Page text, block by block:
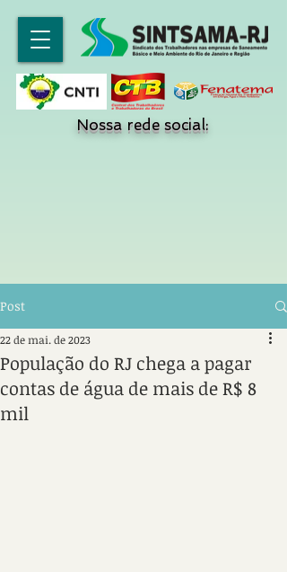
Nossa rede social:
Post
População do RJ chega a pagar
contas de água de mais de R$ 8
mil
22 de mai. de 2023